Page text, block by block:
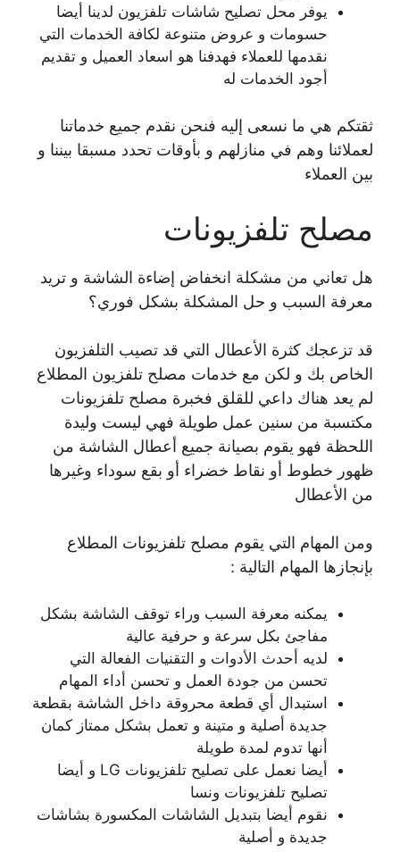
يوفر محل تصليح شاشات تلفزيون لدينا أيضا
حسومات و عروض متنوعة لكافة الخدمات التي
نقدمها للعملاء فهدفنا هو اسعاد العميل و تقديم
أجود الخدمات له
ثقتكم هي ما نسعى إليه فنحن نقدم جميع خدماتنا
لعملائنا وهم في منازلهم و بأوقات تحدد مسبقا بيننا و
بين العملاء
مصلح تلفزيونات
هل تعاني من مشكلة انخفاض إضاءة الشاشة و تريد
معرفة السبب و حل المشكلة بشكل فوري؟
قد تزعجك كثرة الأعطال التي قد تصيب التلفزيون
الخاص بك و لكن مع خدمات مصلح تلفزيون المطلاع
لم يعد هناك داعي للقلق فخبرة مصلح تلفزيونات
مكتسبة من سنين عمل طويلة فهي ليست وليدة
اللحظة فهو يقوم بصيانة جميع أعطال الشاشة من
ظهور خطوط أو نقاط خضراء أو بقع سوداء وغيرها
من الأعطال
ومن المهام التي يقوم مصلح تلفزيونات المطلاع
بإنجازها المهام التالية :
يمكنه معرفة السبب وراء توقف الشاشة بشكل
مفاجئ بكل سرعة و حرفية عالية
لديه أحدث الأدوات و التقنيات الفعالة التي
تحسن من جودة العمل و تحسن أداء المهام
استبدال أي قطعة محروقة داخل الشاشة بقطعة
جديدة أصلية و متينة و تعمل بشكل ممتاز كمان
أنها تدوم لمدة طويلة
أيضا نعمل على تصليح تلفزيونات LG و أيضا
تصليح تلفزيونات ونسا
نقوم أيضا بتبديل الشاشات المكسورة بشاشات
جديدة و أصلية